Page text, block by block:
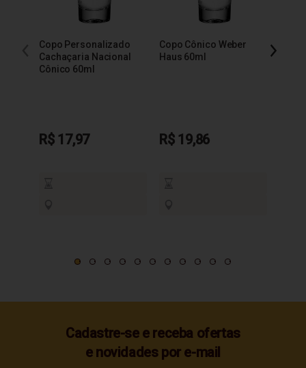
Copo Personalizado
Cachaçaria Nacional
Cônico 60ml
R$ 17,97
Copo Cônico Weber
Haus 60ml
R$ 19,86
Cadastre-se e receba ofertas
e novidades por e-mail